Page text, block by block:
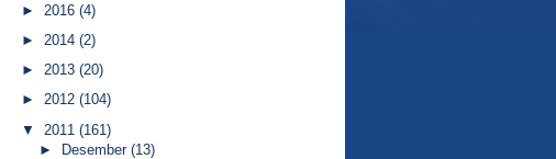
► 2016 (4)
► 2014 (2)
► 2013 (20)
► 2012 (104)
▼
2011 (161)
►
Desember (13)